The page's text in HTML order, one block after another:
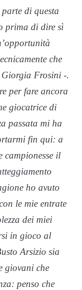
di questa
prima di dire sì
che
Giorgia Frosini -.
per fare ancora
giocatrice di
passata mi ha
fin qui: a
il
ho avuto
le mie entrate
dei miei
in gioco al
Arsizio sia
giovani che
penso che